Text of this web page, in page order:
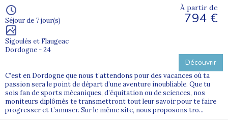
Séjour de 7 jour(s)
Sigoulès et Flaugeac
Dordogne - 24
À partir de
794 €
Découvrir
C’est en Dordogne que nous t’attendons pour des vacances où ta
passion sera le point de départ d’une aventure inoubliable. Que tu
sois fan de sports mécaniques, d’équitation ou de sciences, nos
moniteurs diplômés te transmettront tout leur savoir pour te faire
progresser et t’amuser. Sur le même site, nous proposons tro...